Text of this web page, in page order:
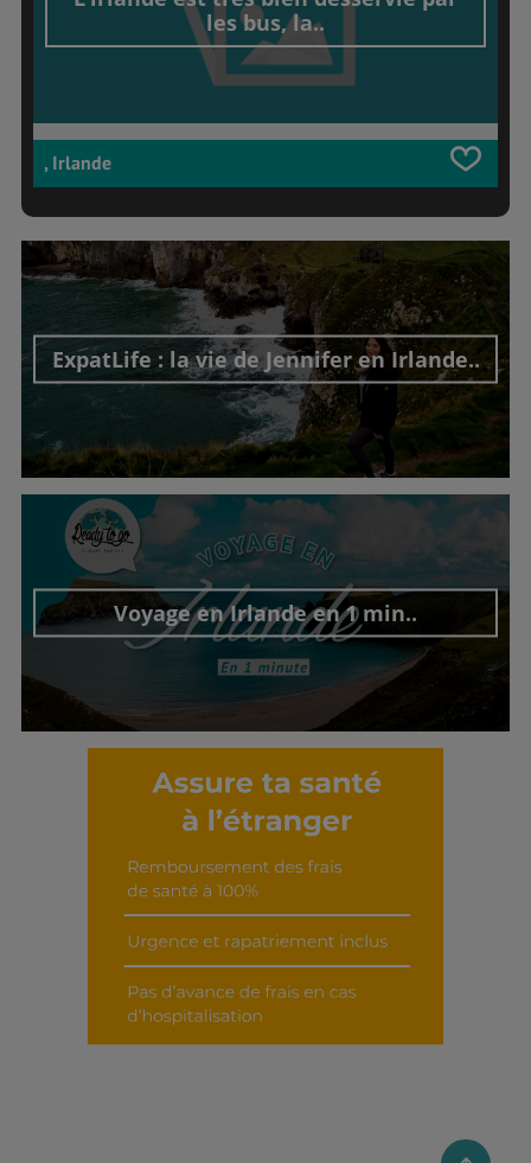
les bus, la..
, Irlande
ExpatLife : la vie de Jennifer en Irlande..
Découvrir cet interview
Voyage en Irlande en 1 min..
Découvrir cet interview